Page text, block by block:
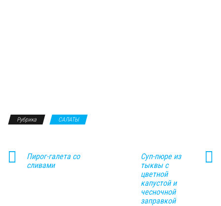
Рубрика САЛАТЫ
Пирог-галета со
сливами
Суп-пюре из
тыквы с
цветной
капустой и
чесночной
заправкой